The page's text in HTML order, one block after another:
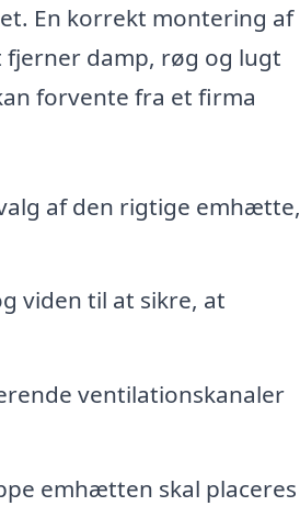
En korrekt montering af
damp, røg og lugt
forvente fra et firma
af den rigtige emhætte,
viden til at sikre, at
ventilationskanaler
emhætten skal placeres